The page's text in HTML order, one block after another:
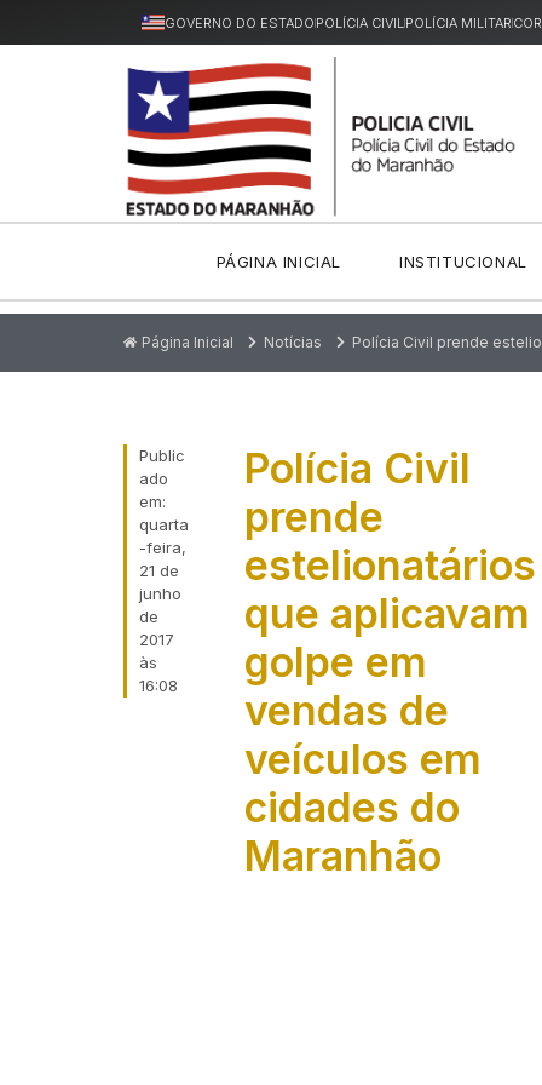
GOVERNO DO ESTADOPOLÍCIA CIVILPOLÍCIA MILITAR
PÁGINA INICIAL INSTITUCIONAL
Página Inicial Notícias Polícia Civil prende
Public
ado
em:
quarta
-feira,
21 de
junho
de
2017
às
16:08
Polícia Civil
prende
estelionatários
que aplicavam
golpe em
vendas de
veículos em
cidades do
Maranhão